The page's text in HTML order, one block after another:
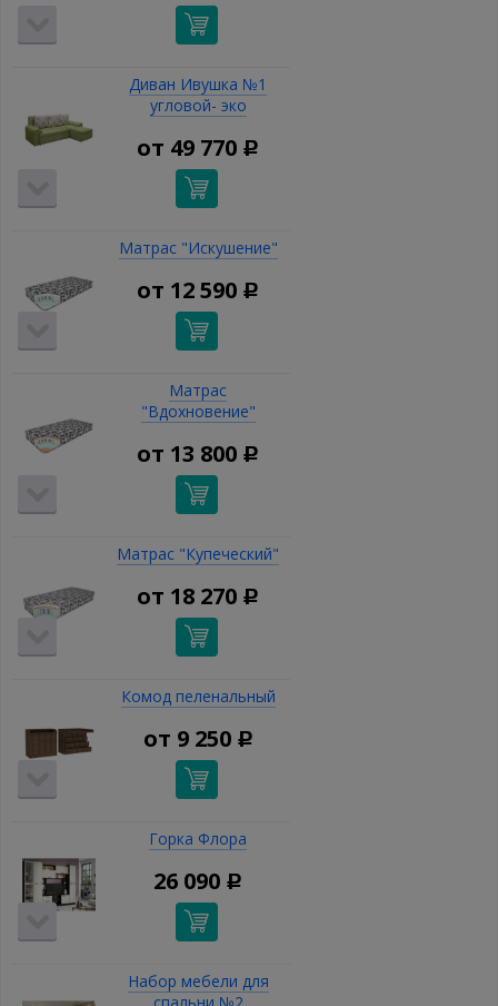
Диван Ивушка №1
угловой- эко
от 49 770 Р
Матрас "Искушение"
от 12 590 Р
Матрас
"Вдохновение"
от 13 800 Р
Матрас "Купеческий"
от 18 270 Р
Комод пеленальный
от 9 250 Р
Горка Флора
26 090 Р
Набор мебели для